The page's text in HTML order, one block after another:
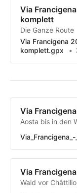
Via
komplett
Die Ganze Route
Via Francigena
komplett.gpx
Via Francigena
Aosta bis in den
Via_Francigena_-
Via
Wald vor